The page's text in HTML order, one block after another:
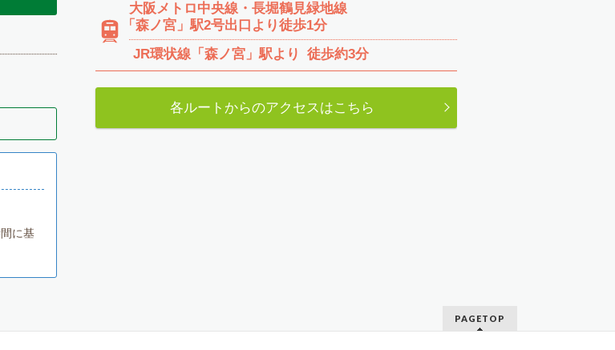
に基
大阪メトロ中央線・長堀鶴見緑地線
「森ノ宮」駅2号出口より徒歩1分
JR環状線「森ノ宮」駅より 徒歩約3分
各ルートからのアクセスはこちら
PAGETOP